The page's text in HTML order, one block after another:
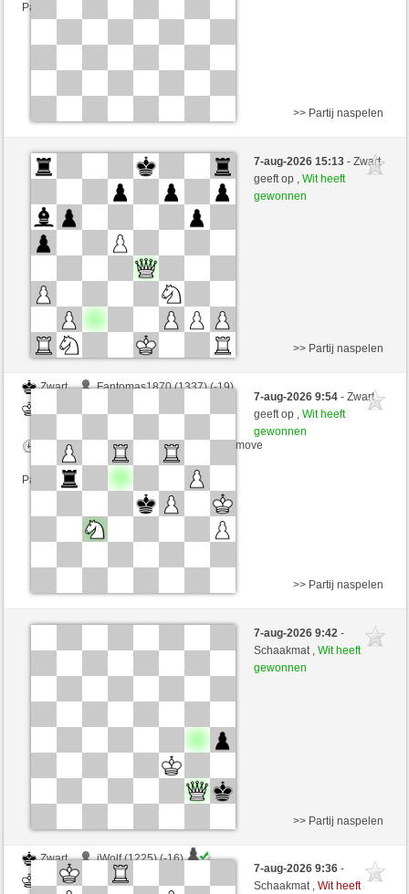
Partij telt mee voor de ranglijst
Zwart
Kwizit (1244) (-14)
Wit
Yeye90 (1297) (+14)
Speelduur: 6 minutes/side + 3 seconds/move
Partij telt mee voor de ranglijst
>> Partij naspelen
7-aug-2026 15:13- Zwart
geeft op ,Wit heeft
gewonnen
Zwart
Fantomas1870 (1337) (-19)
Speelduur: 6 minutes/side + 3 seconds/move
Partij telt mee voor de ranglijst
>> Partij naspelen
7-aug-2026 9:54- Zwart
geeft op ,Wit heeft
gewonnen
Zwart
iWolf (1209) (-14)
>> Partij naspelen
7-aug-2026 9:42-
Schaakmat ,Wit heeft
gewonnen
Zwart
iWolf (1225) (-16)
Yeye90 (1228) (+16)
>> Partij naspelen
7-aug-2026 9:36-
Schaakmat ,Wit heeft